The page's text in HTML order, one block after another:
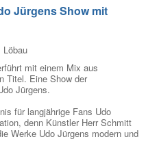
Jürgens Show mit
Löbau
mit einem Mix aus
Titel. Eine Show der
Jürgens.
für langjährige Fans Udo
denn Künstler Herr Schmitt
Werke Udo Jürgens modern und